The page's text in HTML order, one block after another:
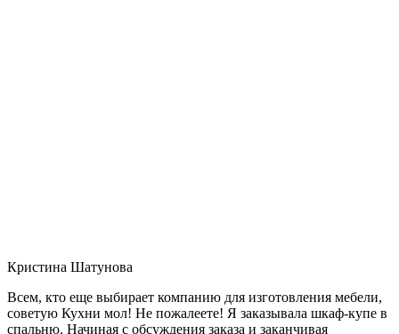
Кристина Шатунова
Всем, кто еще выбирает компанию для изготовления мебели,
советую Кухни мол! Не пожалеете! Я заказывала шкаф-купе в
спальню. Начиная с обсуждения заказа и заканчивая